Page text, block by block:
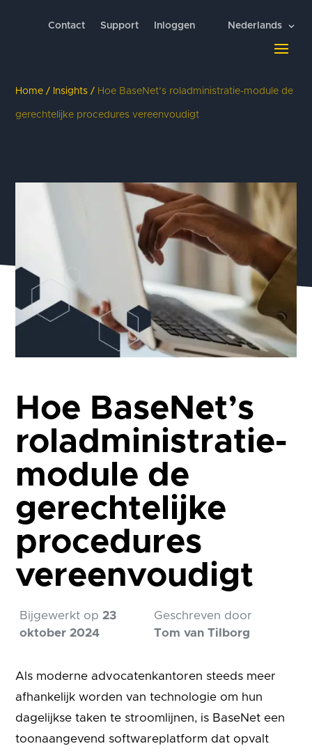
Contact Support Inloggen Nederlands
Home / Insights / Hoe BaseNet’s roladministratie-module de
gerechtelijke procedures vereenvoudigt
Hoe BaseNet’s
roladministratie-
module de
gerechtelijke
procedures
vereenvoudigt
Bijgewerkt op 23
oktober 2024
Geschreven door
Tom van Tilborg
Als moderne advocatenkantoren steeds meer
afhankelijk worden van technologie om hun
dagelijkse taken te stroomlijnen, is BaseNet een
toonaangevend softwareplatform dat opvalt